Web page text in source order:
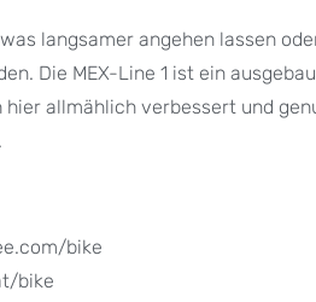
langsamer angehen lassen
Die MEX-Line 1 ist ein
hier allmählich verbessert und
bike
bike